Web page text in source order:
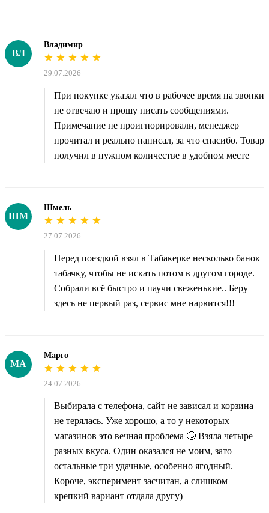
ВЛ
Владимир
29.07.2026
При покупке указал что в рабочее время на звонки
не отвечаю и прошу писать сообщениями.
Примечание не проигнорировали, менеджер
прочитал и реально написал, за что спасибо. Товар
получил в нужном количестве в удобном месте
ШМ
Шмель
27.07.2026
Перед поездкой взял в Табакерке несколько банок
табачку, чтобы не искать потом в другом городе.
Собрали всё быстро и паучи свеженькие.. Беру
здесь не первый раз, сервис мне нарвится!!!
МА
Марго
24.07.2026
Выбирала с телефона, сайт не зависал и корзина
не терялась. Уже хорошо, а то у некоторых
магазинов это вечная проблема 🙄 Взяла четыре
разных вкуса. Один оказался не моим, зато
остальные три удачные, особенно ягодный.
Короче, эксперимент засчитан, а слишком
крепкий вариант отдала другу)